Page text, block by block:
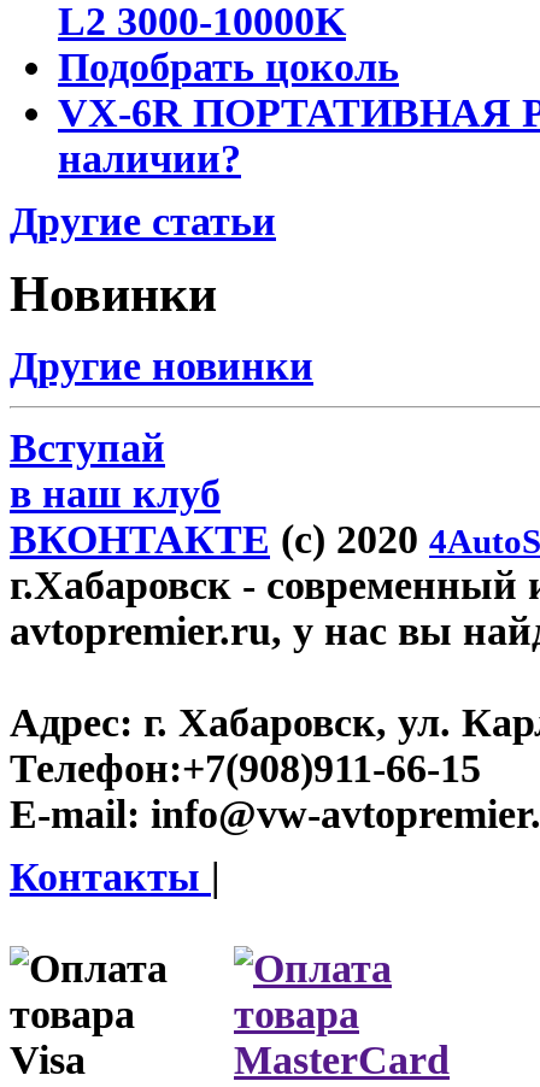
L2 3000-10000K
Подобрать цоколь
VX-6R ПОРТАТИВНАЯ
наличии?
Другие статьи
Новинки
Другие новинки
Вступай
в наш клуб
ВКОНТАКТЕ (c) 2020
г.Хабаровск - современный
avtopremier.ru, у нас вы
Адрес: г. Хабаровск, ул.
Телефон:+7(908)911-66-15
E-mail: info@vw-
Контакты |